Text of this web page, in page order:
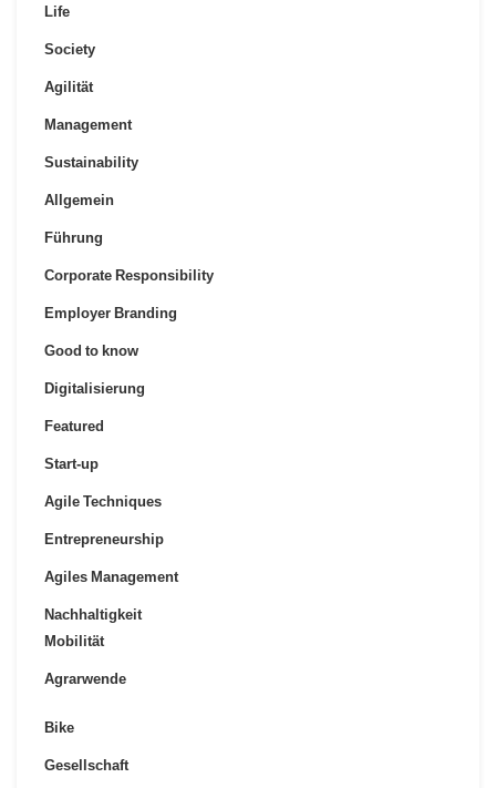
Life
Society
Agilität
Management
Sustainability
Allgemein
Führung
Corporate Responsibility
Employer Branding
Good to know
Digitalisierung
Featured
Start-up
Agile Techniques
Entrepreneurship
Agiles Management
Nachhaltigkeit
Mobilität
Agrarwende
Bike
Gesellschaft